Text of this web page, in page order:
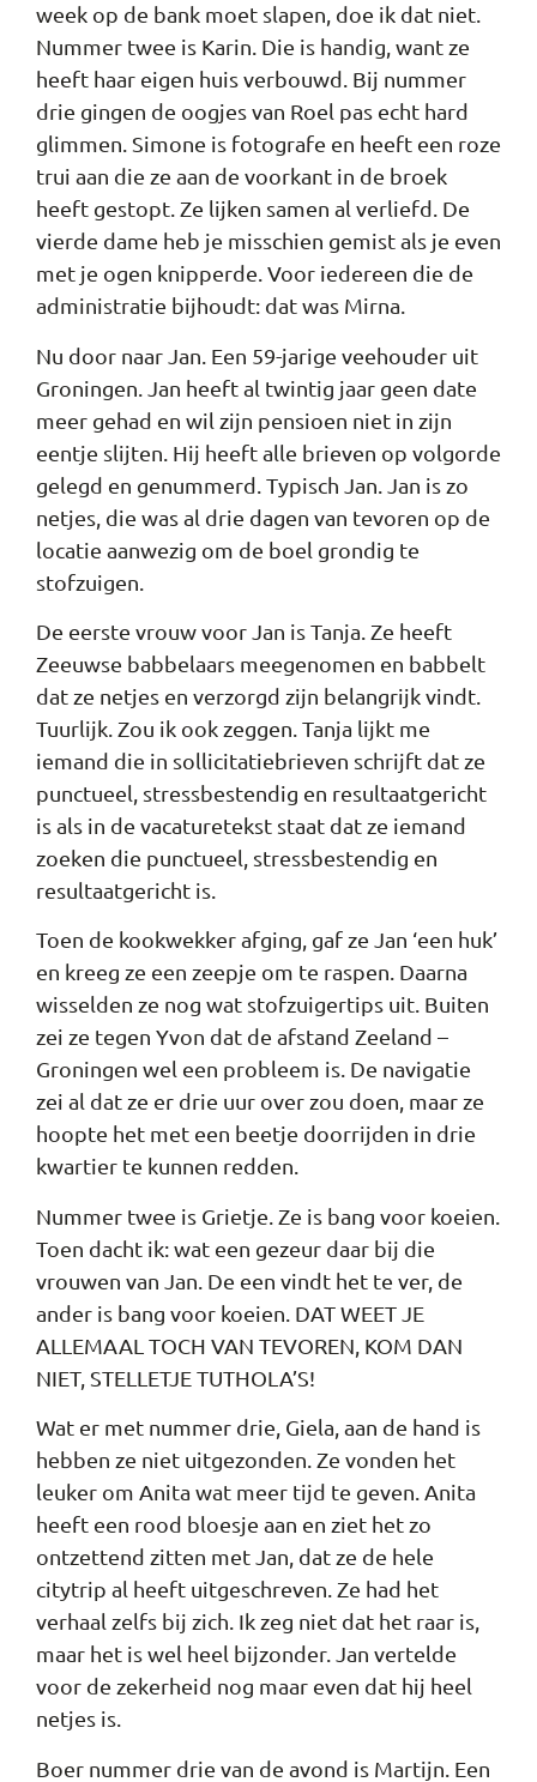
week op de bank moet slapen, doe ik dat niet.
Nummer twee is Karin. Die is handig, want ze
heeft haar eigen huis verbouwd. Bij nummer
drie gingen de oogjes van Roel pas echt hard
glimmen. Simone is fotografe en heeft een roze
trui aan die ze aan de voorkant in de broek
heeft gestopt. Ze lijken samen al verliefd. De
vierde dame heb je misschien gemist als je even
met je ogen knipperde. Voor iedereen die de
administratie bijhoudt: dat was Mirna.
Nu door naar Jan. Een 59-jarige veehouder uit
Groningen. Jan heeft al twintig jaar geen date
meer gehad en wil zijn pensioen niet in zijn
eentje slijten. Hij heeft alle brieven op volgorde
gelegd en genummerd. Typisch Jan. Jan is zo
netjes, die was al drie dagen van tevoren op de
locatie aanwezig om de boel grondig te
stofzuigen.
De eerste vrouw voor Jan is Tanja. Ze heeft
Zeeuwse babbelaars meegenomen en babbelt
dat ze netjes en verzorgd zijn belangrijk vindt.
Tuurlijk. Zou ik ook zeggen. Tanja lijkt me
iemand die in sollicitatiebrieven schrijft dat ze
punctueel, stressbestendig en resultaatgericht
is als in de vacaturetekst staat dat ze iemand
zoeken die punctueel, stressbestendig en
resultaatgericht is.
Toen de kookwekker afging, gaf ze Jan ‘een huk’
en kreeg ze een zeepje om te raspen. Daarna
wisselden ze nog wat stofzuigertips uit. Buiten
zei ze tegen Yvon dat de afstand Zeeland –
Groningen wel een probleem is. De navigatie
zei al dat ze er drie uur over zou doen, maar ze
hoopte het met een beetje doorrijden in drie
kwartier te kunnen redden.
Nummer twee is Grietje. Ze is bang voor koeien.
Toen dacht ik: wat een gezeur daar bij die
vrouwen van Jan. De een vindt het te ver, de
ander is bang voor koeien. DAT WEET JE
ALLEMAAL TOCH VAN TEVOREN, KOM DAN
NIET, STELLETJE TUTHOLA’S!
Wat er met nummer drie, Giela, aan de hand is
hebben ze niet uitgezonden. Ze vonden het
leuker om Anita wat meer tijd te geven. Anita
heeft een rood bloesje aan en ziet het zo
ontzettend zitten met Jan, dat ze de hele
citytrip al heeft uitgeschreven. Ze had het
verhaal zelfs bij zich. Ik zeg niet dat het raar is,
maar het is wel heel bijzonder. Jan vertelde
voor de zekerheid nog maar even dat hij heel
netjes is.
Boer nummer drie van de avond is Martijn. Een